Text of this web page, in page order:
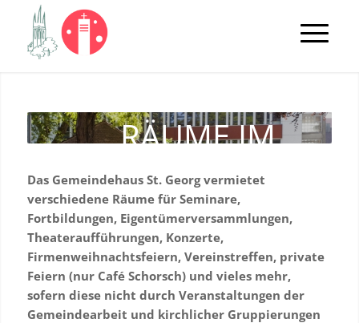
RÄUME IM
GEMEINDEHAUS
Das Gemeindehaus St. Georg vermietet
verschiedene Räume für Seminare,
Fortbildungen, Eigentümerversammlungen,
Theateraufführungen, Konzerte,
Firmenweihnachtsfeiern, Vereinstreffen, private
Feiern (nur Café Schorsch) und vieles mehr,
sofern diese nicht durch Veranstaltungen der
Gemeindearbeit und kirchlicher Gruppierungen